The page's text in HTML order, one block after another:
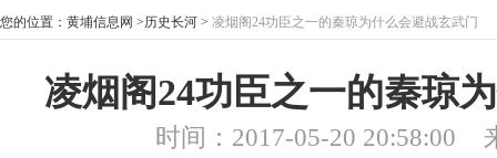
您的位置： 黄埔信息网 >历史长河 > 凌烟阁24功臣之一的秦琼为什么会避战玄武门
凌烟阁24功臣之一的秦琼
时间：2017-05-20 20:58:00